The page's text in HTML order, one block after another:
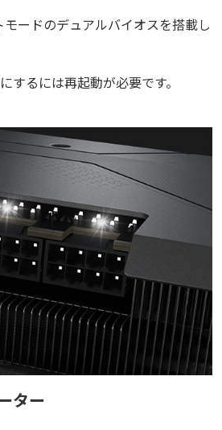
ードのデュアルバイオスを搭載し
するには再起動が必要です。
ター